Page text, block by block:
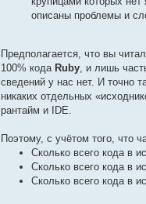
описаны проблемы и
Предполагается, что вы
100% кода Ruby, и лишь
сведений у нас нет. И точно
никаких отдельных
рантайм и IDE.
Поэтому, с учётом того, что
Сколько всего кода в
Сколько всего кода в
Сколько всего кода в